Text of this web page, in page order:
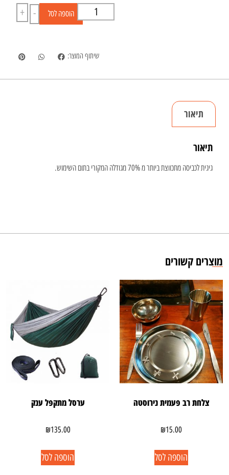
-
+ הוספה לסל
שיתוף המוצר:
תיאור
תיאור
גיגית לכביסה מתכווצת ביותר מ 70% מגודלה המקורי בתום השימוש.
מוצרים קשורים
צלחת רב פעמית נירוסטה
₪15.00
הוספה לסל
ערסל מתקפל ענק
₪135.00
הוספה לסל